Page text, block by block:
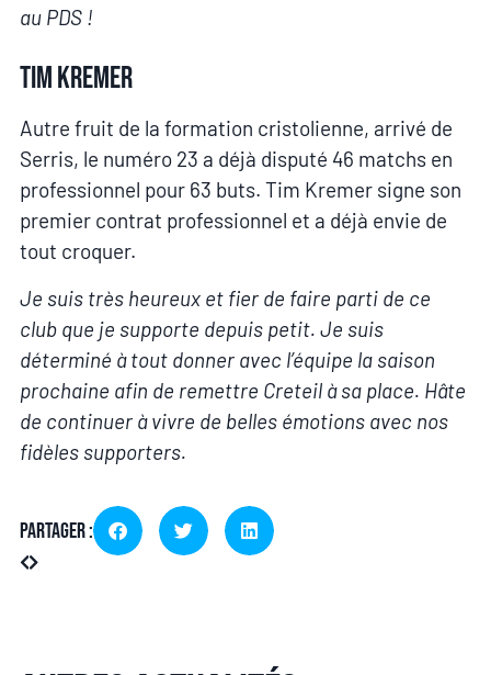
au PDS !
Tim Kremer
Autre fruit de la formation cristolienne, arrivé de
Serris, le numéro 23 a déjà disputé 46 matchs en
professionnel pour 63 buts. Tim Kremer signe son
premier contrat professionnel et a déjà envie de
tout croquer.
Je suis très heureux et fier de faire parti de ce
club que je supporte depuis petit. Je suis
déterminé à tout donner avec l’équipe la saison
prochaine afin de remettre Creteil à sa place. Hâte
de continuer à vivre de belles émotions avec nos
fidèles supporters.
Partager :